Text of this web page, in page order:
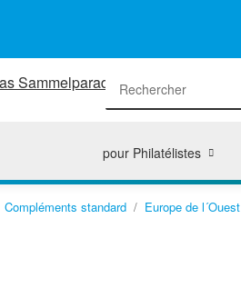
pour Philatélistes
Compléments standard Europe de l´Ouest